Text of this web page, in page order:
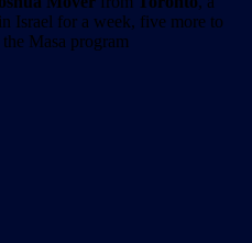
Israel for a week, five more to
Masa program